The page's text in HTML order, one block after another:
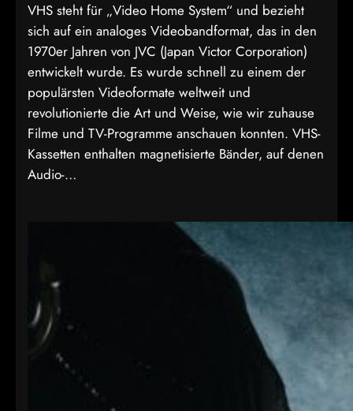
VHS steht für „Video Home System“ und bezieht
sich auf ein analoges Videobandformat, das in den
1970er Jahren von JVC (Japan Victor Corporation)
entwickelt wurde. Es wurde schnell zu einem der
populärsten Videoformate weltweit und
revolutionierte die Art und Weise, wie wir zuhause
Filme und TV-Programme anschauen konnten. VHS-
Kassetten enthalten magnetisierte Bänder, auf denen
Audio-…